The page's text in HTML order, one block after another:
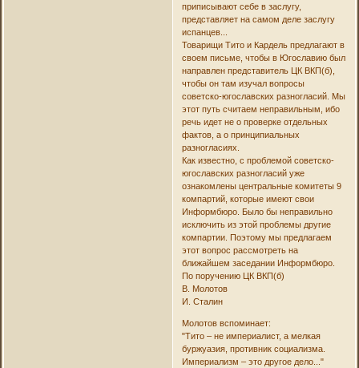
приписывают себе в заслугу,
представляет на самом деле заслугу
испанцев...
Товарищи Тито и Кардель предлагают в
своем письме, чтобы в Югославию был
направлен представитель ЦК ВКП(б),
чтобы он там изучал вопросы
советско-югославских разногласий. Мы
этот путь считаем неправильным, ибо
речь идет не о проверке отдельных
фактов, а о принципиальных
разногласиях.
Как известно, с проблемой советско-
югославских разногласий уже
ознакомлены центральные комитеты 9
компартий, которые имеют свои
Информбюро. Было бы неправильно
исключить из этой проблемы другие
компартии. Поэтому мы предлагаем
этот вопрос рассмотреть на
ближайшем заседании Информбюро.
По поручению ЦК ВКП(б)
В. Молотов
И. Сталин
Молотов вспоминает:
"Тито – не империалист, а мелкая
буржуазия, противник социализма.
Империализм – это другое дело..."